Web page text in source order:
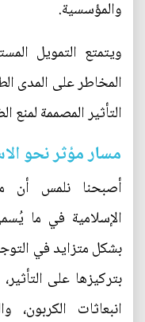
والمؤسسية.
ويتمتع التمويل
المخاطر على المدى
التأثير المصممة لمنع
مسار مؤثر نحو
أصبحنا نلمس أن
الإسلامية في ما
بشكل متزايد في
بتركيزها على
انبعاثات